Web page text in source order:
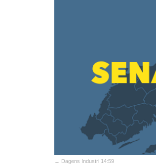
→ Dagens Industri 14:59